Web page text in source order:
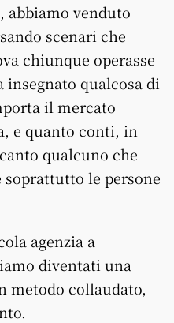
abbiamo venduto
scenari che
chiunque operasse
insegnato qualcosa di
il mercato
e quanto conti, in
qualcuno che
le persone
agenzia a
diventati una
metodo collaudato,